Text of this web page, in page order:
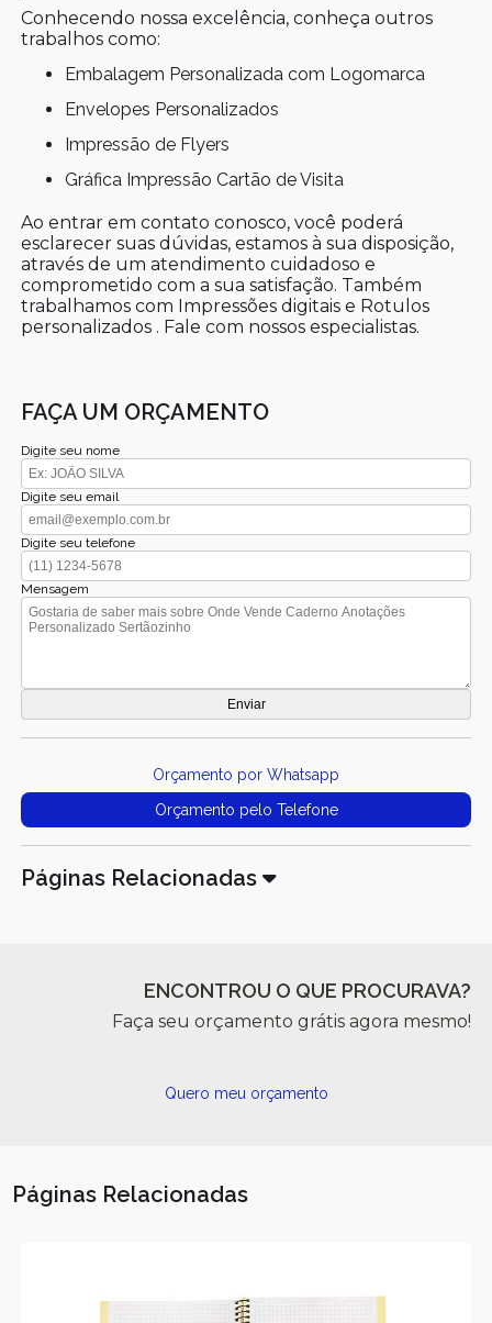
Conhecendo nossa excelência, conheça outros
trabalhos como:
Embalagem Personalizada com Logomarca
Envelopes Personalizados
Impressão de Flyers
Gráfica Impressão Cartão de Visita
Ao entrar em contato conosco, você poderá
esclarecer suas dúvidas, estamos à sua disposição,
através de um atendimento cuidadoso e
comprometido com a sua satisfação. Também
trabalhamos com Impressões digitais e Rotulos
personalizados . Fale com nossos especialistas.
FAÇA UM ORÇAMENTO
Digite seu nome
Digite seu email
Digite seu telefone
Mensagem
Orçamento por Whatsapp
Orçamento pelo Telefone
Páginas Relacionadas
ENCONTROU O QUE PROCURAVA?
Faça seu orçamento grátis agora mesmo!
Quero meu orçamento
Páginas Relacionadas